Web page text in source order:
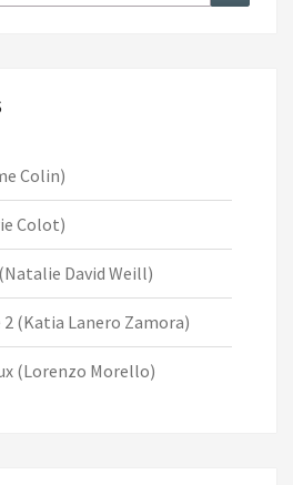
Colin)
Colot)
David Weill)
(Katia Lanero Zamora)
(Lorenzo Morello)